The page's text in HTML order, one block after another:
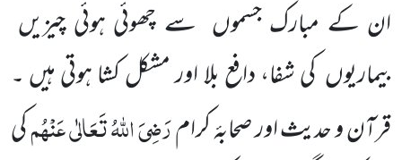
ان کے مبارک جسموں سے چھوئی ہوئی چیزیں
بیماریوں کی شفا، دافع بلا اور مشکل کشا ہوتی ہیں ۔
قرآن و حدیث اور صحابۂ کرامرَضِیَ اللّٰہُ تَعَالٰی عَنْہُمکی